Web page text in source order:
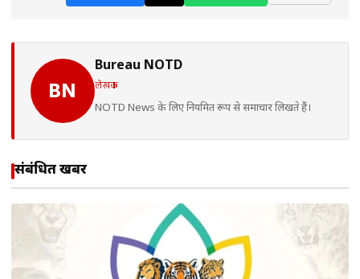
BN
Bureau NOTD
लेखक
NOTD News के लिए नियमित रूप से समाचार लिखते हैं।
संबंधित खबरें